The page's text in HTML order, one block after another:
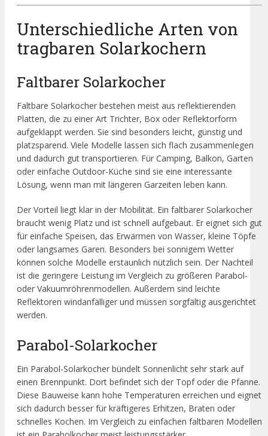
Unterschiedliche Arten von
tragbaren Solarkochern
Faltbarer Solarkocher
Faltbare Solarkocher bestehen meist aus reflektierenden
Platten, die zu einer Art Trichter, Box oder Reflektorform
aufgeklappt werden. Sie sind besonders leicht, günstig und
platzsparend. Viele Modelle lassen sich flach zusammenlegen
und dadurch gut transportieren. Für Camping, Balkon, Garten
oder einfache Outdoor-Küche sind sie eine interessante
Lösung, wenn man mit längeren Garzeiten leben kann.
Der Vorteil liegt klar in der Mobilität. Ein faltbarer Solarkocher
braucht wenig Platz und ist schnell aufgebaut. Er eignet sich gut
für einfache Speisen, das Erwärmen von Wasser, kleine Töpfe
oder langsames Garen. Besonders bei sonnigem Wetter
können solche Modelle erstaunlich nützlich sein. Der Nachteil
ist die geringere Leistung im Vergleich zu größeren Parabol-
oder Vakuumröhrenmodellen. Außerdem sind leichte
Reflektoren windanfälliger und müssen sorgfältig ausgerichtet
werden.
Parabol-Solarkocher
Ein Parabol-Solarkocher bündelt Sonnenlicht sehr stark auf
einen Brennpunkt. Dort befindet sich der Topf oder die Pfanne.
Diese Bauweise kann hohe Temperaturen erreichen und eignet
sich dadurch besser für kräftigeres Erhitzen, Braten oder
schnelles Kochen. Im Vergleich zu einfachen faltbaren Modellen